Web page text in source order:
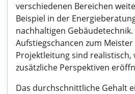
verschiedenen Bereichen
Beispiel in der
nachhaltigen Gebäudetechnik.
Aufstiegschancen zum
Projektleitung sind realistisch,
zusätzliche Perspektiven
Das durchschnittliche Gehalt